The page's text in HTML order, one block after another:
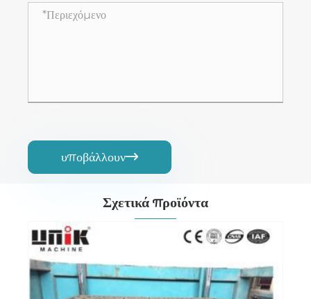
υποβάλλουν
Σχετικά προϊόντα